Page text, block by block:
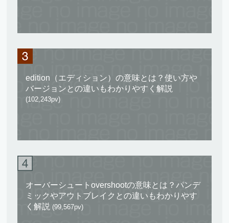
edition（エディション）の意味とは？使い方や
バージョンとの違いもわかりやすく解説
(102,243pv)
オーバーシュートovershootの意味とは？パンデ
ミックやアウトブレイクとの違いもわかりやす
く解説 (99,567pv)